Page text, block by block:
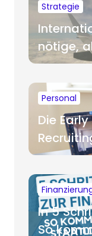
Strategie
nötige,
für
Personal
Die
In 5
So